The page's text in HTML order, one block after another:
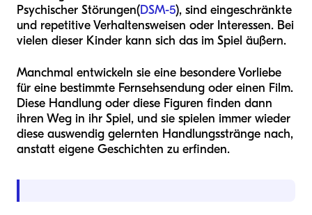
Psychischer Störungen(DSM-5), sind eingeschränkte
und repetitive Verhaltensweisen oder Interessen. Bei
vielen dieser Kinder kann sich das im Spiel äußern.
Manchmal entwickeln sie eine besondere Vorliebe
für eine bestimmte Fernsehsendung oder einen Film.
Diese Handlung oder diese Figuren finden dann
ihren Weg in ihr Spiel, und sie spielen immer wieder
diese auswendig gelernten Handlungsstränge nach,
anstatt eigene Geschichten zu erfinden.